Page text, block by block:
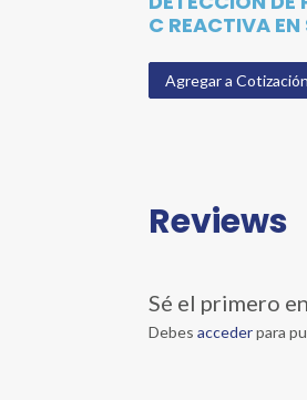
C REACTIVA EN
Agregar a Cotización
Reviews
Sé el primero
Debesaccederpara